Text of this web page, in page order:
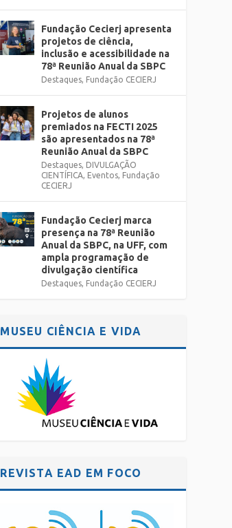
Fundação Cecierj apresenta
projetos de ciência,
inclusão e acessibilidade na
78ª Reunião Anual da SBPC
Destaques, Fundação CECIERJ
Projetos de alunos
premiados na FECTI 2025
são apresentados na 78ª
Reunião Anual da SBPC
Destaques, DIVULGAÇÃO
CIENTÍFICA, Eventos, Fundação
CECIERJ
Fundação Cecierj marca
presença na 78ª Reunião
Anual da SBPC, na UFF, com
ampla programação de
divulgação científica
Destaques, Fundação CECIERJ
MUSEU CIÊNCIA E VIDA
REVISTA EAD EM FOCO